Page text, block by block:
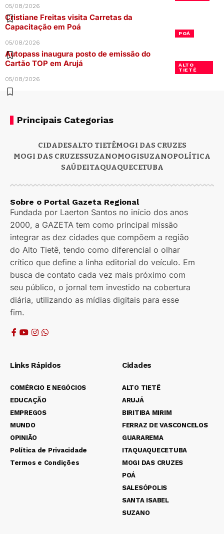
05/08/2026
POÁ
Cristiane Freitas visita Carretas da
Capacitação em Poá
05/08/2026
ALTO
TIETÊ
Autopass inaugura posto de emissão do
Cartão TOP em Arujá
05/08/2026
Principais Categorias
CIDADESALTO TIETÊMOGI DAS CRUZES
MOGI DAS CRUZESSUZANOMOGISUZANOPOLÍTICA
SAÚDEITAQUAQUECETUBA
Sobre o Portal Gazeta Regional
Fundada por Laerton Santos no início dos anos
2000, a GAZETA tem como principal missão
integrar as dez cidades que compõem a região
do Alto Tietê, tendo como diferencial o olhar
crítico que define a linha editorial do veículo. Em
busca de contato cada vez mais próximo com
seu público, o jornal tem investido na cobertura
diária, utilizando as mídias digitais para esse
fim.
Links Rápidos
COMÉRCIO E NEGÓCIOS
EDUCAÇÃO
EMPREGOS
MUNDO
OPINIÃO
Política de Privacidade
Termos e Condições
Cidades
ALTO TIETÊ
ARUJÁ
BIRITIBA MIRIM
FERRAZ DE VASCONCELOS
GUARAREMA
ITAQUAQUECETUBA
MOGI DAS CRUZES
POÁ
SALESÓPOLIS
SANTA ISABEL
SUZANO